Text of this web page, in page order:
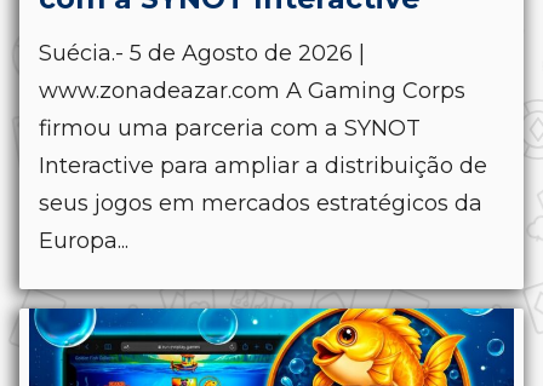
Suécia.- 5 de Agosto de 2026 |
www.zonadeazar.com A Gaming Corps
firmou uma parceria com a SYNOT
Interactive para ampliar a distribuição de
seus jogos em mercados estratégicos da
Europa...